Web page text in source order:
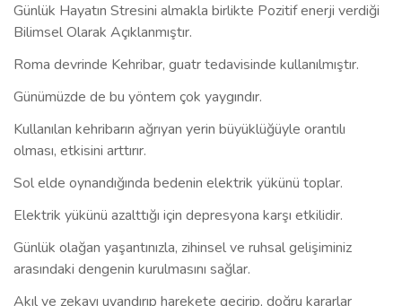
Günlük Hayatın Stresini almakla birlikte Pozitif enerji verdiği
Bilimsel Olarak Açıklanmıştır.
Roma devrinde Kehribar, guatr tedavisinde kullanılmıştır.
Günümüzde de bu yöntem çok yaygındır.
Kullanılan kehribarın ağrıyan yerin büyüklüğüyle orantılı
olması, etkisini arttırır.
Sol elde oynandığında bedenin elektrik yükünü toplar.
Elektrik yükünü azalttığı için depresyona karşı etkilidir.
Günlük olağan yaşantınızla, zihinsel ve ruhsal gelişiminiz
arasındaki dengenin kurulmasını sağlar.
Akıl ve zekayı uyandırıp harekete geçirip, doğru kararlar